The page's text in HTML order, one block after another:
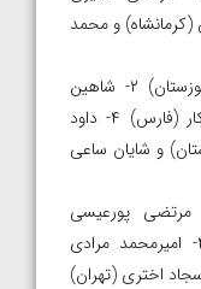
نریمان (کرمانشاه) و محمد
۶۷ کیلوگرم: ۱- سید دانیال سهرابی (خوزستان) ۲- شاهین
بداغی (خوزستان) ۳- محمدمهدی کشتکار (فارس) ۴- داود
(خوزستان) و شایان ساعی
۱- امیر عبدی (قم) ۲- مرتضی پورعیسی
(مازندران) ۳- رضا ساکی (خوزستان) ۴- امیرمحمد مرادی